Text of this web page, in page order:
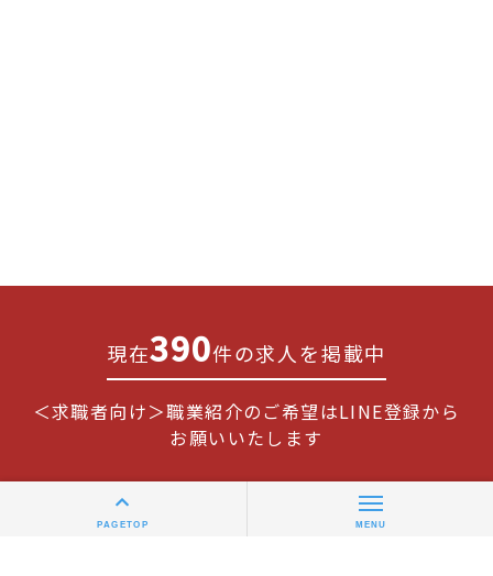
PAGETOP MENU
現在390件の求人を掲載中
＜求職者向け＞職業紹介のご希望はLINE登録から
お願いいたします